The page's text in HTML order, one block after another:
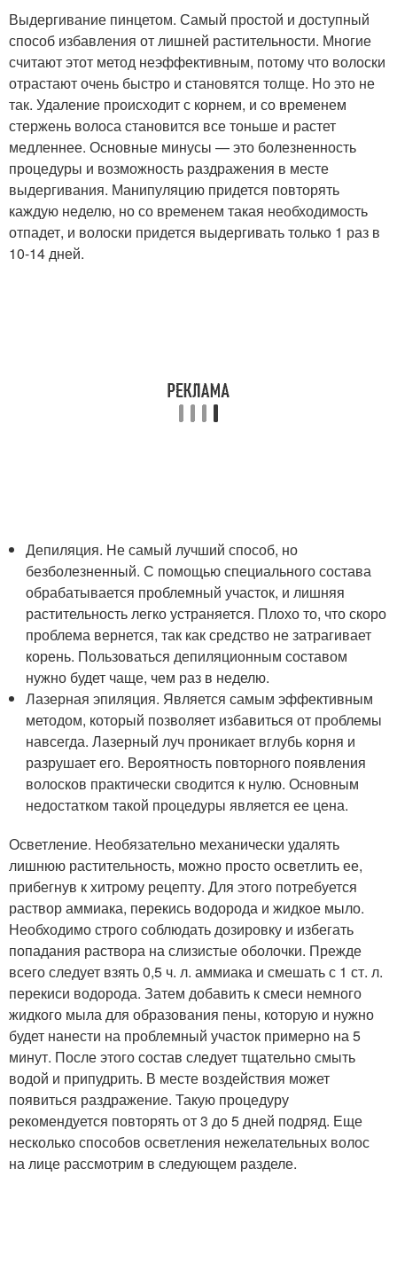
Выдергивание пинцетом. Самый простой и доступный
способ избавления от лишней растительности. Многие
считают этот метод неэффективным, потому что волоски
отрастают очень быстро и становятся толще. Но это не
так. Удаление происходит с корнем, и со временем
стержень волоса становится все тоньше и растет
медленнее. Основные минусы — это болезненность
процедуры и возможность раздражения в месте
выдергивания. Манипуляцию придется повторять
каждую неделю, но со временем такая необходимость
отпадет, и волоски придется выдергивать только 1 раз в
10-14 дней.
Депиляция. Не самый лучший способ, но
безболезненный. С помощью специального состава
обрабатывается проблемный участок, и лишняя
растительность легко устраняется. Плохо то, что скоро
проблема вернется, так как средство не затрагивает
корень. Пользоваться депиляционным составом
нужно будет чаще, чем раз в неделю.
Лазерная эпиляция. Является самым эффективным
методом, который позволяет избавиться от проблемы
навсегда. Лазерный луч проникает вглубь корня и
разрушает его. Вероятность повторного появления
волосков практически сводится к нулю. Основным
недостатком такой процедуры является ее цена.
Осветление. Необязательно механически удалять
лишнюю растительность, можно просто осветлить ее,
прибегнув к хитрому рецепту. Для этого потребуется
раствор аммиака, перекись водорода и жидкое мыло.
Необходимо строго соблюдать дозировку и избегать
попадания раствора на слизистые оболочки. Прежде
всего следует взять 0,5 ч. л. аммиака и смешать с 1 ст. л.
перекиси водорода. Затем добавить к смеси немного
жидкого мыла для образования пены, которую и нужно
будет нанести на проблемный участок примерно на 5
минут. После этого состав следует тщательно смыть
водой и припудрить. В месте воздействия может
появиться раздражение. Такую процедуру
рекомендуется повторять от 3 до 5 дней подряд. Еще
несколько способов осветления нежелательных волос
на лице рассмотрим в следующем разделе.